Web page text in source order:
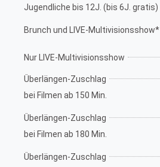
Jugendliche bis 12J. (bis 6J. gratis)
Brunch und LIVE-Multivisionsshow*
Nur LIVE-Multivisionsshow
Überlängen-Zuschlag
bei Filmen ab 150 Min.
Überlängen-Zuschlag
bei Filmen ab 180 Min.
Überlängen-Zuschlag